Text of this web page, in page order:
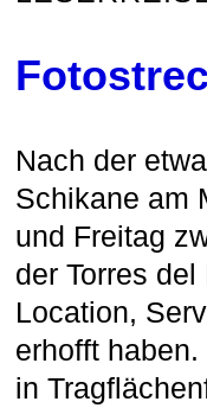
Nach der
Schikane am
und Freitag
der Torres
Location,
erhofft
in